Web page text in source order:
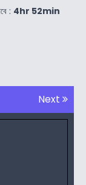
: 4hr 52min
Next